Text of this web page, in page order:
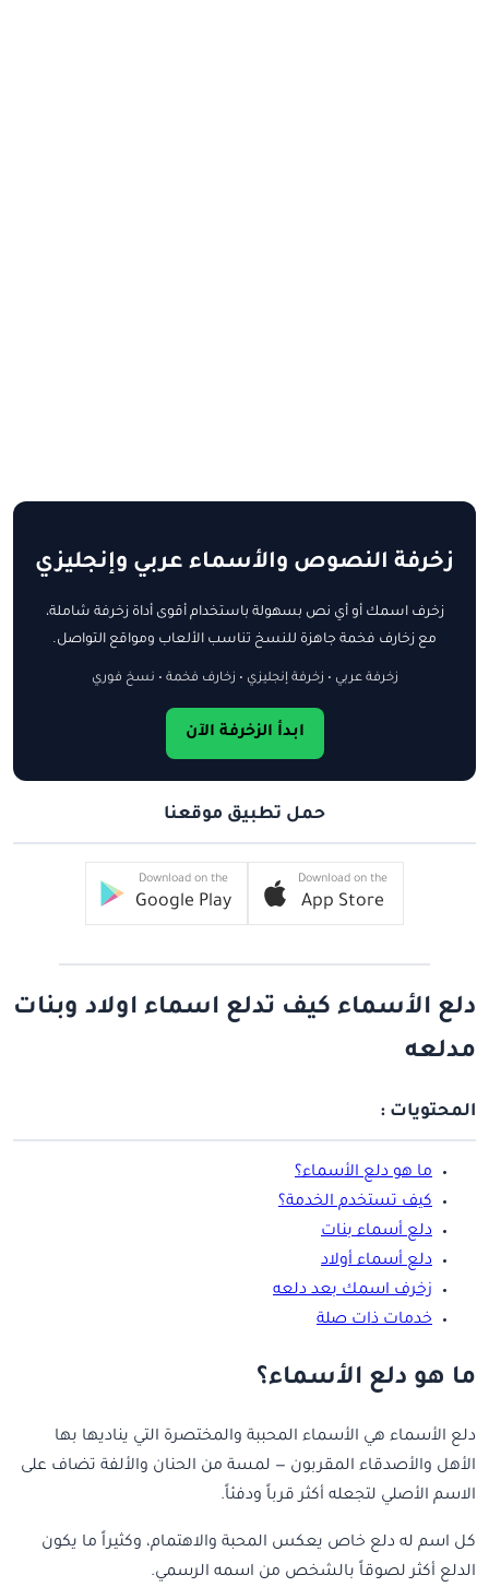
زخرفة النصوص والأسماء عربي وإنجليزي
زخرف اسمك أو أي نص بسهولة باستخدام أقوى أداة زخرفة شاملة،
مع زخارف فخمة جاهزة للنسخ تناسب الألعاب ومواقع التواصل.
زخرفة عربي • زخرفة إنجليزي • زخارف فخمة • نسخ فوري
ابدأ الزخرفة الآن
حمل تطبيق موقعنا
Download on the
App Store
Download on the
Google Play
دلع الأسماء كيف تدلع اسماء اولاد وبنات
مدلعه
المحتويات :
ما هو دلع الأسماء؟
كيف تستخدم الخدمة؟
دلع أسماء بنات
دلع أسماء أولاد
زخرف اسمك بعد دلعه
خدمات ذات صلة
ما هو دلع الأسماء؟
دلع الأسماء هي الأسماء المحببة والمختصرة التي يناديها بها
الأهل والأصدقاء المقربون — لمسة من الحنان والألفة تضاف على
الاسم الأصلي لتجعله أكثر قرباً ودفئاً.
كل اسم له دلع خاص يعكس المحبة والاهتمام، وكثيراً ما يكون
الدلع أكثر لصوقاً بالشخص من اسمه الرسمي.